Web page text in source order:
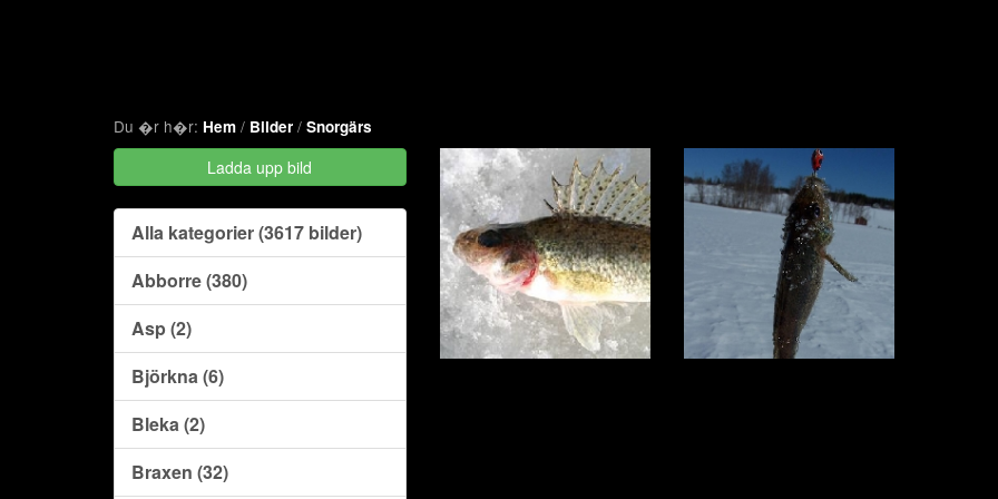
Du �r h�r: Hem / Bilder / Snorgärs
Ladda upp bild
Alla kategorier (3617 bilder)
Abborre (380)
Asp (2)
Björkna (6)
Bleka (2)
Braxen (32)